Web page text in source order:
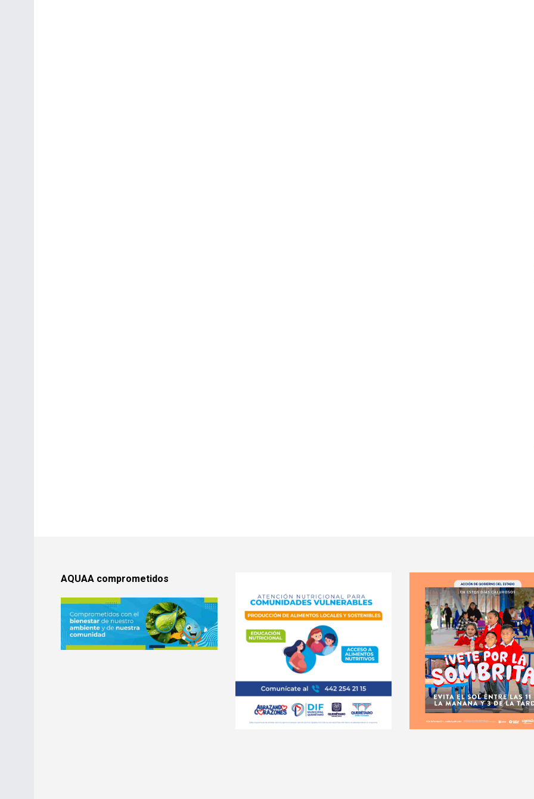
AQUAA comprometidos